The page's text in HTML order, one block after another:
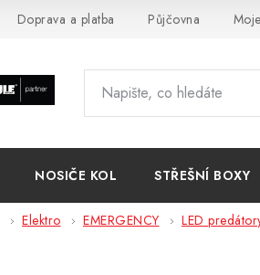
Doprava a platba Půjčovna
NOSIČE KOL STŘEŠNÍ BOXY
Elektro EMERGENCY LED